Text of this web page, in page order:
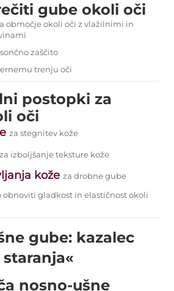
gube okoli oči
območje okoli oči z vlažilnimi in
zaščito
trenju oči
postopki za
oči
za stegnitev kože
za izboljšanje teksture kože
kože za drobne gube
gladkost in elastičnost okoli
gube: kazalec
nosno-ušne